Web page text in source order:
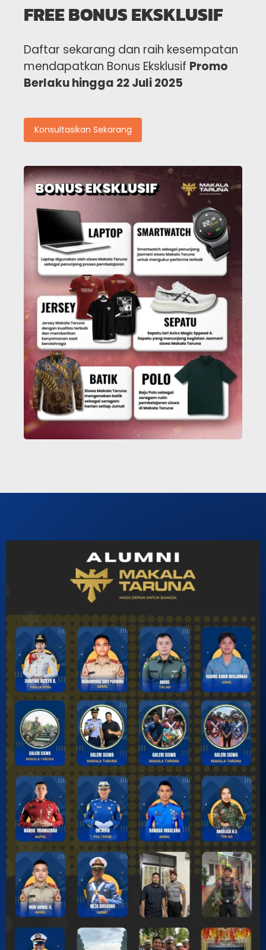
FREE BONUS EKSKLUSIF
Daftar sekarang dan raih kesempatan
mendapatkan Bonus Eksklusif Promo
Berlaku hingga 22 Juli 2025
Konsultasikan Sekarang